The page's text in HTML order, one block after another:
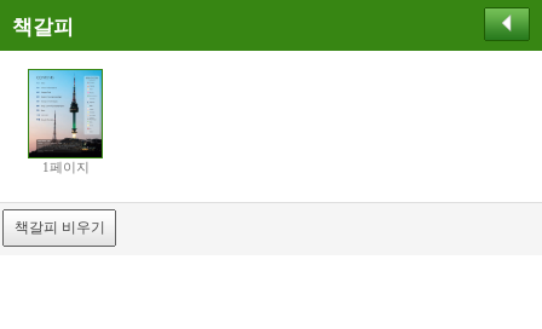
책갈피
1페이지
책갈피 비우기